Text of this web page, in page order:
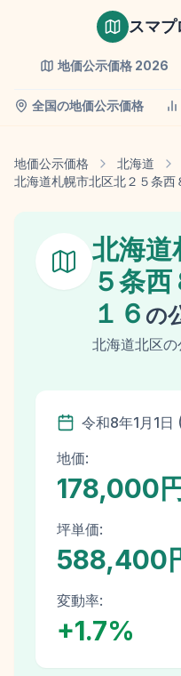
スマプ
地価公示価格 2026
全国の地価公示価格
地価公示価格 北海道
北海道札幌市北区北２５条西
北海道
５条
１６ の
北海道北区の
令和8年1月1日 (
地価:
178,000
坪単価:
588,400
変動率:
+1.7%